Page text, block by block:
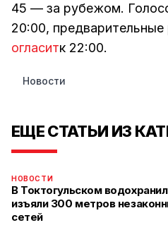
45 — за рубежом.
20:00,
огласитк 22:00.
Новости
ЕЩЕ СТАТЬИ ИЗ
НОВОСТИ
В Токтогульском
изъяли 300 метров
сетей